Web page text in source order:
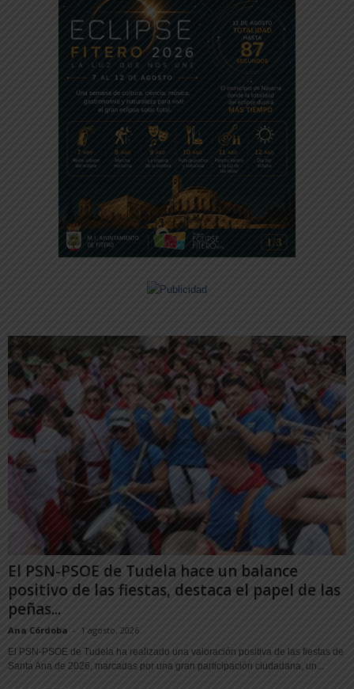
El PSN-PSOE de Tudela hace un balance
positivo de las fiestas, destaca el papel de las
peñas...
Ana Córdoba - 1 agosto, 2026
El PSN-PSOE de Tudela ha realizado una valoración positiva de las fiestas de
Santa Ana de 2026, marcadas por una gran participación ciudadana, un...